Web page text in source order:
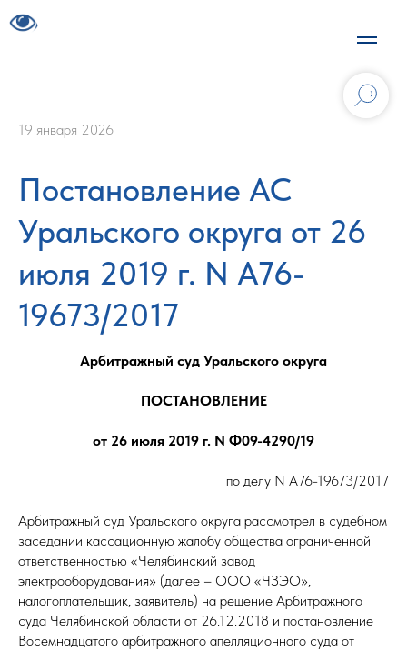
19 января 2026
Постановление АС
Уральского округа от 26
июля 2019 г. N А76-
19673/2017
Арбитражный суд Уральского округа
ПОСТАНОВЛЕНИЕ
от 26 июля 2019 г. N Ф09-4290/19
по делу N А76-19673/2017
Арбитражный суд Уральского округа рассмотрел в судебном
заседании кассационную жалобу общества ограниченной
ответственностью «Челябинский завод
электрооборудования» (далее – ООО «ЧЗЭО»,
налогоплательщик, заявитель) на решение Арбитражного
суда Челябинской области от 26.12.2018 и постановление
Восемнадцатого арбитражного апелляционного суда от